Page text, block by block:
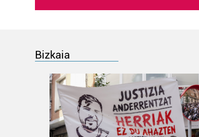
Bizkaia